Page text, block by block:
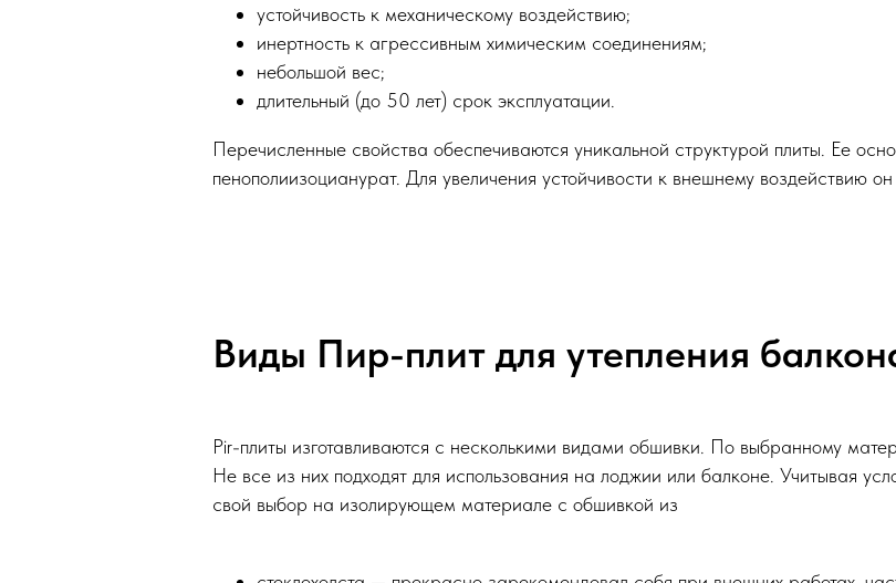
устойчивость к механическому воздействию;
инертность к агрессивным химическим соединениям;
небольшой вес;
длительный (до 50 лет) срок эксплуатации.
Перечисленные свойства обеспечиваются уникальной структурой плиты. Ее
пенополиизоцианурат. Для увеличения устойчивости к внешнему воздействию
Виды Пир-плит для утепления
Pir-плиты изготавливаются с несколькими видами обшивки. По выбранному
Не все из них подходят для использования на лоджии или балконе. Учитывая
свой выбор на изолирующем материале с обшивкой из